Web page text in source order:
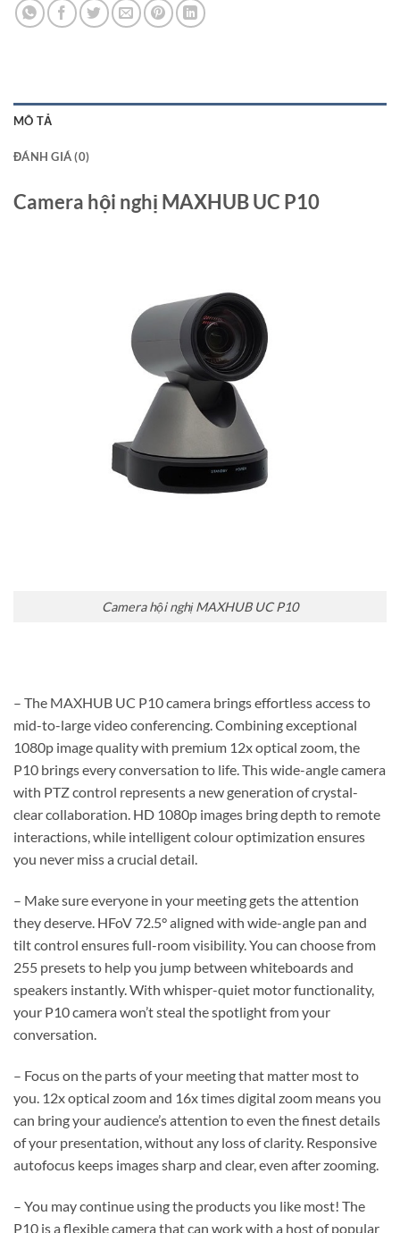
MÔ TẢ
ĐÁNH GIÁ (0)
Camera hội nghị MAXHUB UC P10
Camera hội nghị MAXHUB UC P10
– The MAXHUB UC P10 camera brings effortless access to
mid-to-large video conferencing. Combining exceptional
1080p image quality with premium 12x optical zoom, the
P10 brings every conversation to life. This wide-angle camera
with PTZ control represents a new generation of crystal-
clear collaboration. HD 1080p images bring depth to remote
interactions, while intelligent colour optimization ensures
you never miss a crucial detail.
– Make sure everyone in your meeting gets the attention
they deserve. HFoV 72.5° aligned with wide-angle pan and
tilt control ensures full-room visibility. You can choose from
255 presets to help you jump between whiteboards and
speakers instantly. With whisper-quiet motor functionality,
your P10 camera won’t steal the spotlight from your
conversation.
– Focus on the parts of your meeting that matter most to
you. 12x optical zoom and 16x times digital zoom means you
can bring your audience’s attention to even the finest details
of your presentation, without any loss of clarity. Responsive
autofocus keeps images sharp and clear, even after zooming.
– You may continue using the products you like most! The
P10 is a flexible camera that can work with a host of popular